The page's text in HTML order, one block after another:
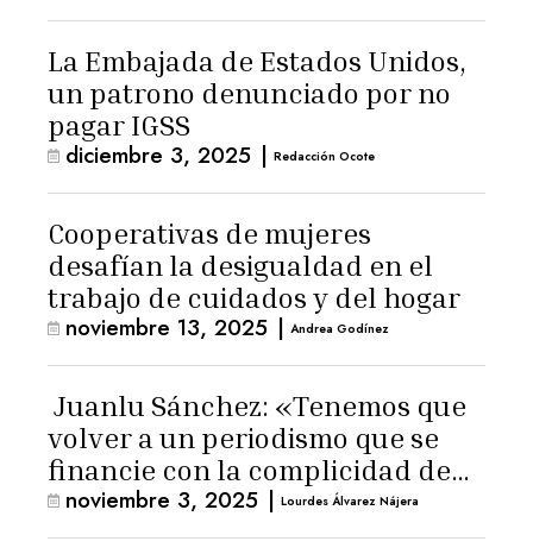
La Embajada de Estados Unidos,
un patrono denunciado por no
pagar IGSS
diciembre 3, 2025 | Redacción Ocote
Cooperativas de mujeres
desafían la desigualdad en el
trabajo de cuidados y del hogar
noviembre 13, 2025 | Andrea Godínez
Juanlu Sánchez: «Tenemos que
volver a un periodismo que se
financie con la complicidad de
los lectores»
noviembre 3, 2025 | Lourdes Álvarez Nájera